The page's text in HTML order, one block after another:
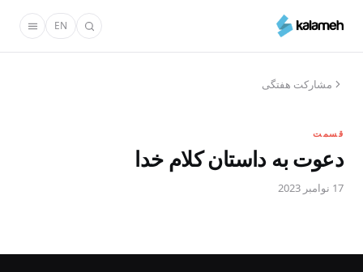
محتوای
EN
مشارکت هفتگی
قسمت
دعوت به داستان کلام خدا
17 نوامبر 2023